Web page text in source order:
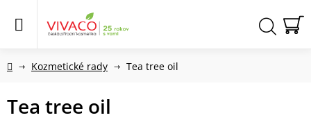
DomovKozmetické rady Tea tree oil
Tea tree oil